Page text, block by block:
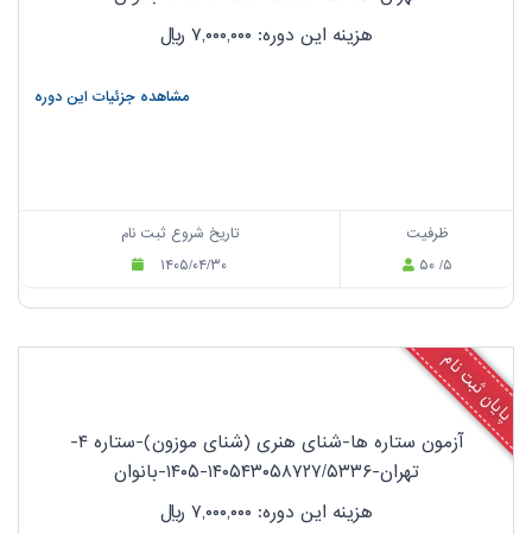
هزینه این دوره: ۷,۰۰۰,۰۰۰
ریال
مشاهده جزئیات این دوره
تاریخ شروع ثبت نام
۱۴۰۵/۰۴/۳۰
ظرفیت
۵۰ /۵
پایان ثبت نام
آزمون ستاره ها-شنای هنری (شنای موزون)-ستاره ۴-
تهران-۱۴۰۵۴۳۰۵۸۷۲۷/۵۳۳۶-۱۴۰۵-بانوان
هزینه این دوره: ۷,۰۰۰,۰۰۰
ریال